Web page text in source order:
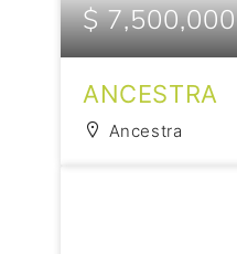
$ 7,500,000
ANCESTRA
Ancestra